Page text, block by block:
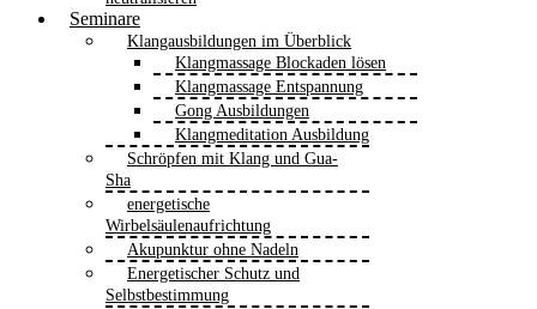
Seminare
Klangausbildungen im Überblick
Klangmassage Blockaden lösen
Klangmassage Entspannung
Gong Ausbildungen
Klangmeditation Ausbildung
Schröpfen mit Klang und Gua-
Sha
energetische
Wirbelsäulenaufrichtung
Akupunktur ohne Nadeln
Energetischer Schutz und
Selbstbestimmung